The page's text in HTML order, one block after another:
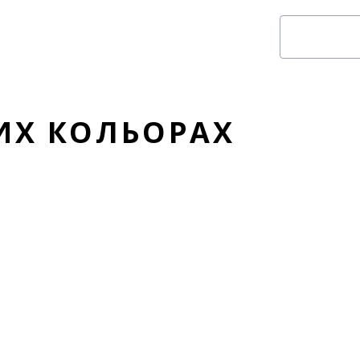
КОЛЬОРАХ